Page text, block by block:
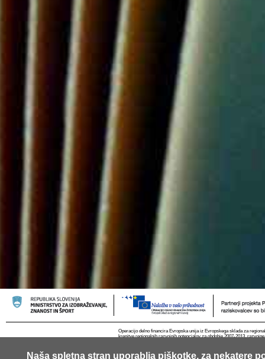
Naša spletna stran uporablja piškotke, za nekatere
Operacijo delno financira Evropska unija iz Evropskega sklada za
krepitve regionalnih razvojnih potencialov za obdobje 2007-2013,